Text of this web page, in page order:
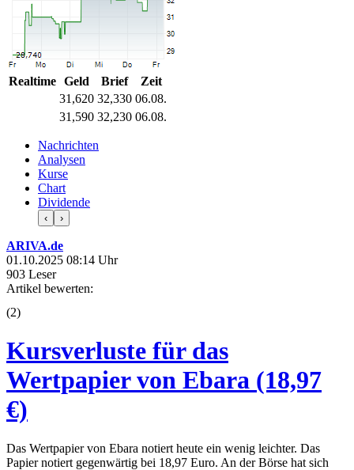
Realtime Geld Brief
Zeit
31,620 32,330 06.08.
31,590 32,230 06.08.
Nachrichten
Analysen
Kurse
Chart
Dividende
‹ ›
ARIVA.de
01.10.2025 08:14 Uhr
903 Leser
Artikel bewerten:
(2)
Kursverluste für das
Wertpapier von Ebara (18,97
€)
Das Wertpapier von Ebara notiert heute ein wenig leichter. Das
Papier notiert gegenwärtig bei 18,97 Euro. An der Börse hat sich